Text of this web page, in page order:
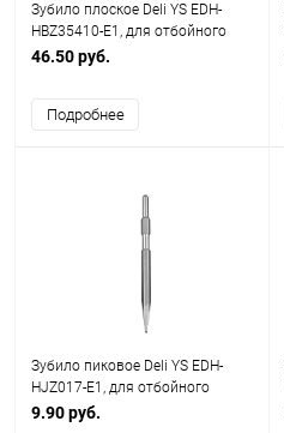
Зубило плоское Deli YS EDH-
HBZ35410-E1, для отбойного
молотка, 30 x 410 x 35 мм, HEX
46.50 руб.
Подробнее
Зубило пиковое Deli YS EDH-
HJZ017-E1, для отбойного
молотка, 17 x 280 мм, HEX
9.90 руб.